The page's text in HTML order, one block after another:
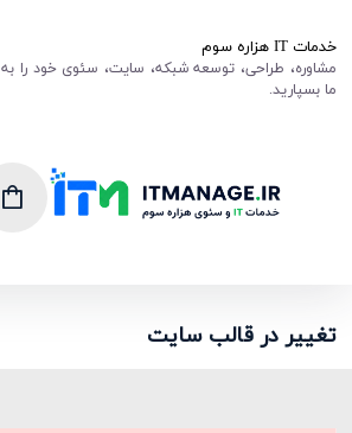
خدمات IT هزاره سوم
مشاوره، طراحی، توسعه شبکه، سایت، سئوی خود را به
ما بسپارید.
تغییر در قالب سایت